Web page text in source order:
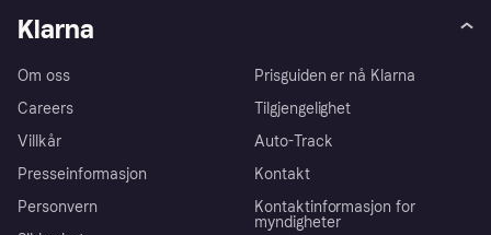
Klarna
Om oss
Careers
Villkår
Presseinformasjon
Personvern
Prisguiden er nå Klarna
Tilgjengelighet
Auto-Track
Kontakt
Kontaktinformasjon for
myndigheter